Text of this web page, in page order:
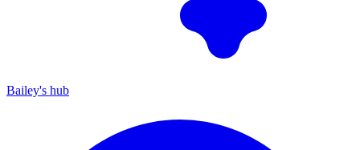
Bailey's hub